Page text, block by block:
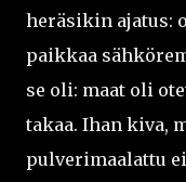
heräsikin ajatus:
paikkaa
se oli: maat oli
takaa. Ihan kiva,
pulverimaalattu